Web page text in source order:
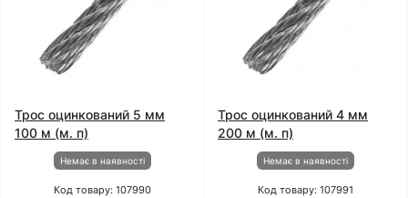
Трос оцинкований 5 мм
100 м (м. п)
Немає в наявності
Код товару: 107990
Трос оцинкований 4 мм
200 м (м. п)
Немає в наявності
Код товару: 107991